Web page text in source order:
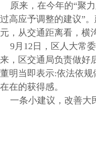
原来，在今年的“聚力
过高应予调整的建议”
元，从交通距离看，横
9月12日，区人大常
来，区交通局负责做好
董明当即表示:依法依
在在的获得感。
一条小建议，改善大